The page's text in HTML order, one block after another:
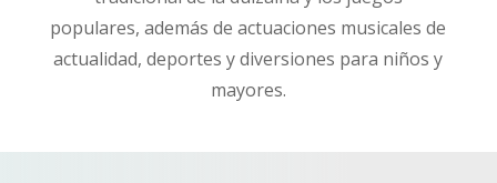
populares, además de actuaciones musicales de
actualidad, deportes y diversiones para niños y
mayores.